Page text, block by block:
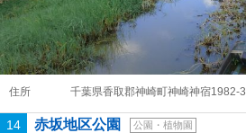
住所 千葉県香取郡神崎町神崎神宿1982-3
14 赤坂地区公園 公園・植物園